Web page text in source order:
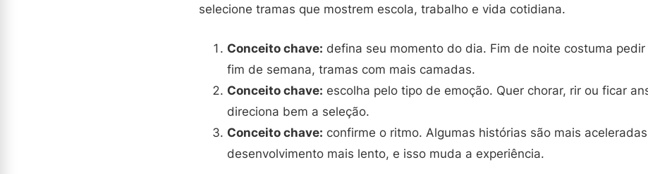
selecione tramas que mostrem escola, trabalho e vida cotidiana.
Conceito chave: defina seu momento do dia. Fim de noite costuma pedir
fim de semana, tramas com mais camadas.
Conceito chave: escolha pelo tipo de emoção. Quer chorar, rir ou ficar
direciona bem a seleção.
Conceito chave: confirme o ritmo. Algumas histórias são mais
desenvolvimento mais lento, e isso muda a experiência.